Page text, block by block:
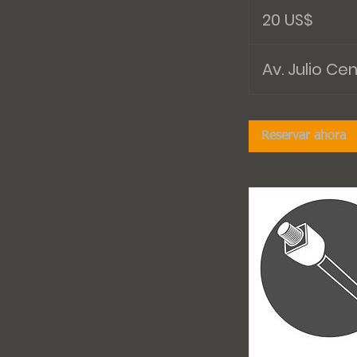
estadounidenses
20 US$
Av. Julio
Reservar ahora